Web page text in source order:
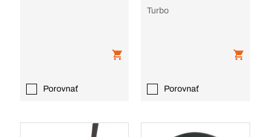
Porovnať
Turbo
Porovnať